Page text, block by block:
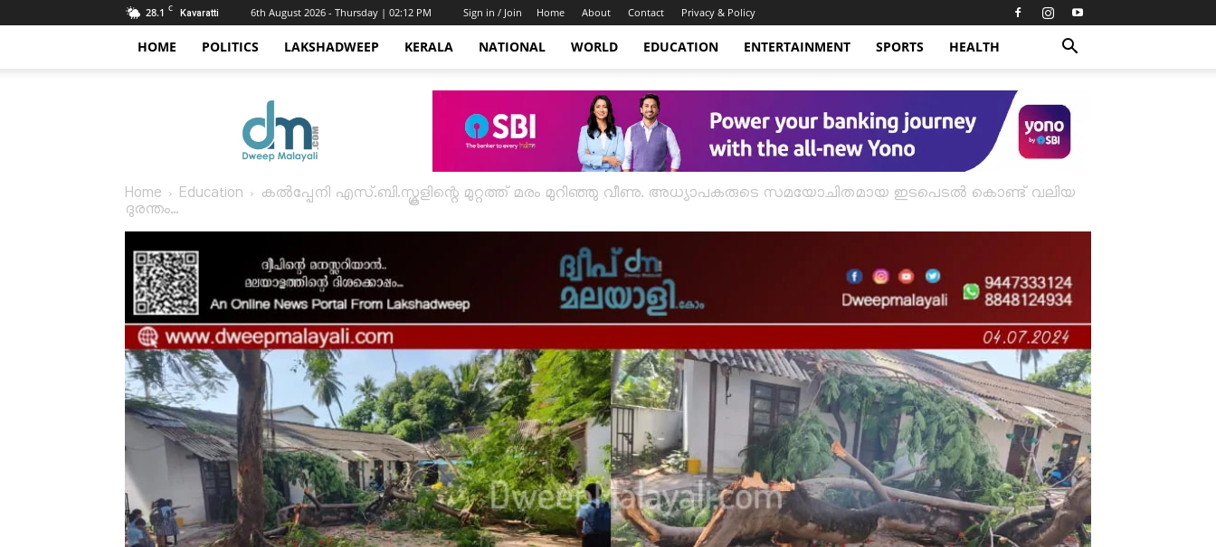
28.1 C Kavaratti 6th August 2026 - Thursday | 02:12 PM Sign in / Join Home About Contact Privacy & Policy
HOME POLITICS LAKSHADWEEP KERALA NATIONAL WORLD EDUCATION ENTERTAINMENT SPORTS HEALTH
Home Education
കൽപ്പേനി എസ്.ബി.സ്കൂളിന്റെ മുറ്റത്ത് മരം മുറിഞ്ഞു വീണു. അധ്യാപകരുടെ സമയോചിതമായ ഇടപെടൽ കൊണ്ട് വലിയ
ദുരന്തം...